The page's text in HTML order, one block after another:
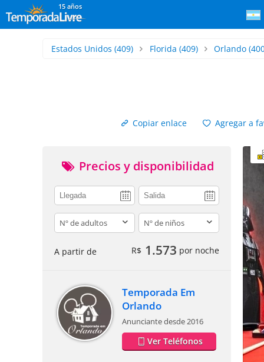
15 años
Estados Unidos (409) Florida (409) Orlando
Copiar enlace
Agregar a
Precios y disponibilidad
adults children
A partir de R$ 1.573 por noche
Temporada Em
Orlando
Anunciante desde 2016
Ver Teléfonos